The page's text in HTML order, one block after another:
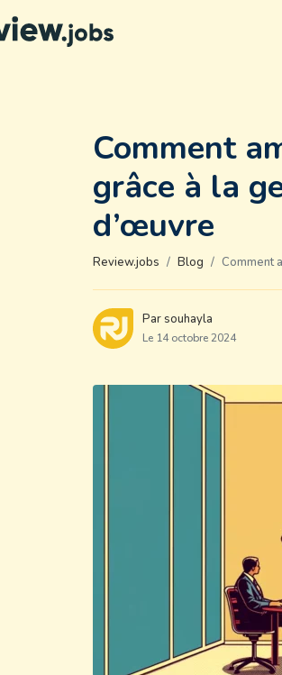
Comment
grâce à la
d’œuvre
Review.jobs Blog Comment
Par souhayla
Le 14 octobre 2024